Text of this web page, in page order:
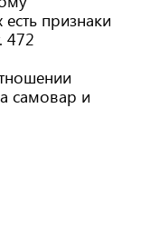
признаки
472
самовар и